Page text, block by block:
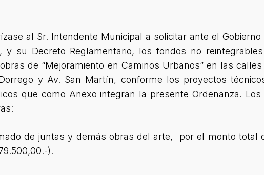
al Sr. Intendente Municipal a solicitar ante el
y su Decreto Reglamentario, los fondos no
de “Mejoramiento en Caminos Urbanos” en las
y Av. San Martín, conforme los proyectos
que como Anexo integran la presente Ordenanza.
de juntas y demás obras del arte, por el monto total
).